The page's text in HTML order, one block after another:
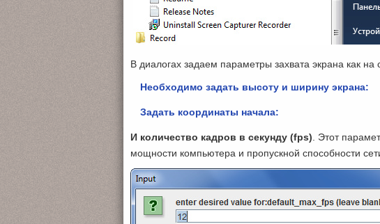
В диалогах задаем параметры захвата экрана как на
Необходимо задать высоту и ширину экрана:
Задать координаты начала:
И количество кадров в секунду (fps). Этот
мощности компьютера и пропускной способности